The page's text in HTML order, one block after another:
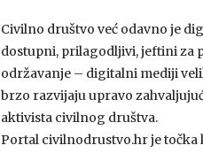
Civilno društvo već odavno je
dostupni, prilagodljivi, jeftini za
održavanje – digitalni mediji
brzo razvijaju upravo
aktivista civilnog društva.
Portal civilnodrustvo.hr je točka